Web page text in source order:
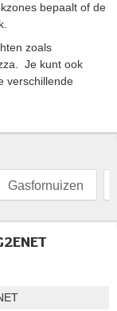
bepaalt of de
zoals
Je kunt ook
verschillende
Gasfornuizen